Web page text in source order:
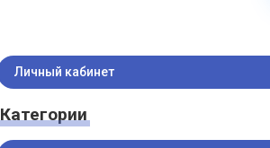
Личный кабинет
Категории